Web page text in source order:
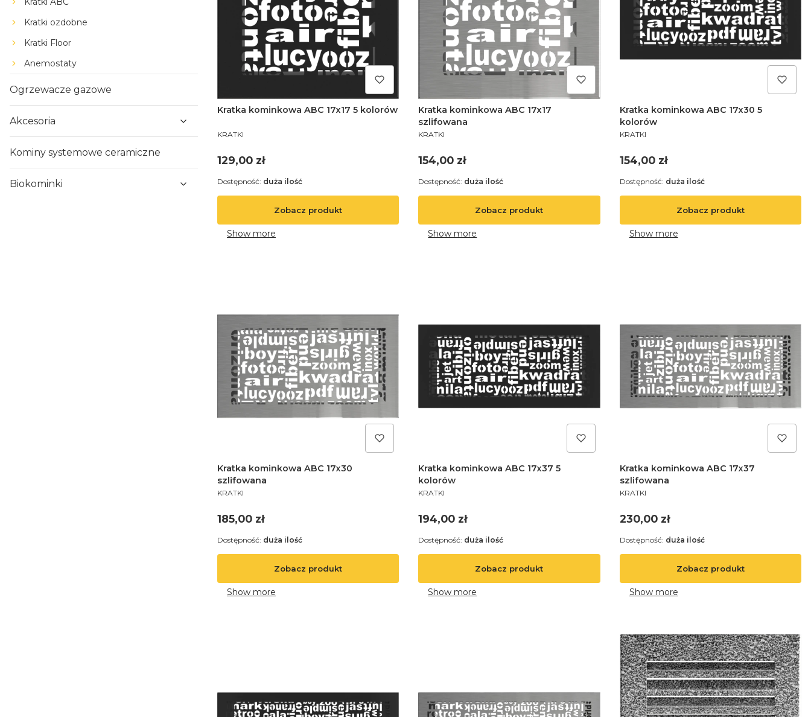
Kratki ozdobne
Kratki Floor
Anemostaty
Ogrzewacze gazowe
Akcesoria
Kominy systemowe ceramiczne
Biokominki
Kratka kominkowa ABC 17x17 5 kolorów
PRODUCENT
KRATKI
Cena
129,00 zł
Zobacz produkt
Dostępność: duża ilość
Show more
Kratka kominkowa ABC 17x17
szlifowana
PRODUCENT
KRATKI
Cena
154,00 zł
Zobacz produkt
Dostępność: duża ilość
Show more
Kratka kominkowa ABC 17x30 5
kolorów
PRODUCENT
KRATKI
Cena
154,00 zł
Zobacz produkt
Dostępność: duża ilość
Show more
Kratka kominkowa ABC 17x30
szlifowana
PRODUCENT
KRATKI
Cena
185,00 zł
Zobacz produkt
Dostępność: duża ilość
Show more
Kratka kominkowa ABC 17x37 5
kolorów
PRODUCENT
KRATKI
Cena
194,00 zł
Zobacz produkt
Dostępność: duża ilość
Show more
Kratka kominkowa ABC 17x37
szlifowana
PRODUCENT
KRATKI
Cena
230,00 zł
Zobacz produkt
Dostępność: duża ilość
Show more